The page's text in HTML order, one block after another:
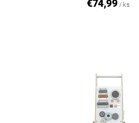
€74,99 / ks